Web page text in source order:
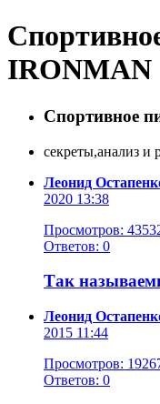
IRONMAN
Спортивное
секреты,анализ и
Леонид
2020 13:38
Просмотров:
Ответов: 0
Так
Леонид
2015 11:44
Просмотров:
Ответов: 0